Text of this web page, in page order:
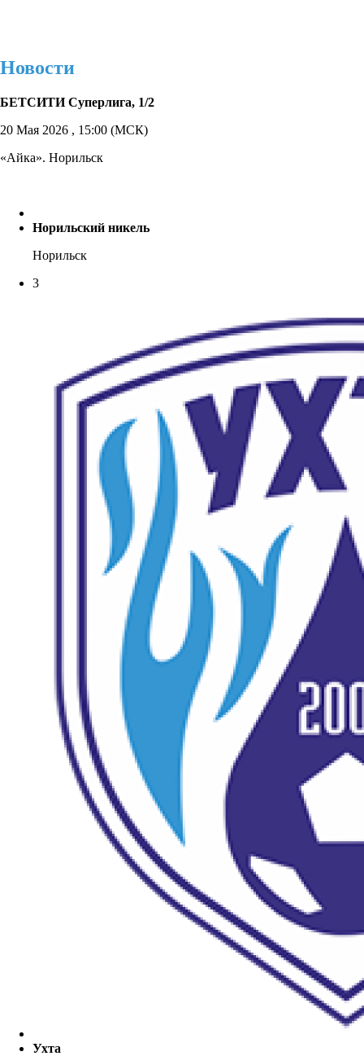
Новости
БЕТСИТИ Суперлига, 1/2
20 Мая 2026 , 15:00 (МСК)
«Айка». Норильск
Норильский никель
Норильск
3
Ухта